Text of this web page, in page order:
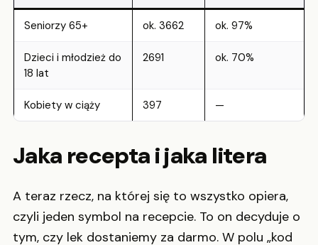
Seniorzy 65+ ok. 3662 ok. 97%
Dzieci i młodzież do
18 lat
2691 ok. 70%
Kobiety w ciąży 397 —
Jaka recepta i jaka litera
A teraz rzecz, na której się to wszystko opiera,
czyli jeden symbol na recepcie. To on decyduje o
tym, czy lek dostaniemy za darmo. W polu „kod